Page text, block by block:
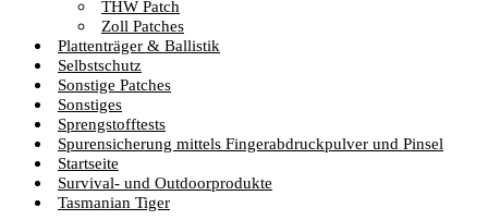
THW Patch
Zoll Patches
Plattenträger & Ballistik
Selbstschutz
Sonstige Patches
Sonstiges
Sprengstofftests
Spurensicherung mittels Fingerabdruckpulver und Pinsel
Startseite
Survival- und Outdoorprodukte
Tasmanian Tiger